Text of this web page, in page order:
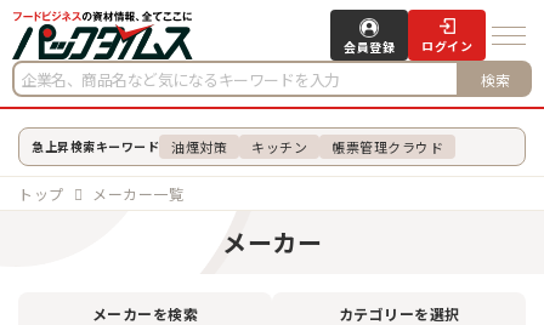
検索
会員登録 ログイン
急上昇検索キーワード 油煙対策 キッチン 帳票管理クラウド
トップ メーカー一覧
メーカー
メーカーを検索 カテゴリーを選択